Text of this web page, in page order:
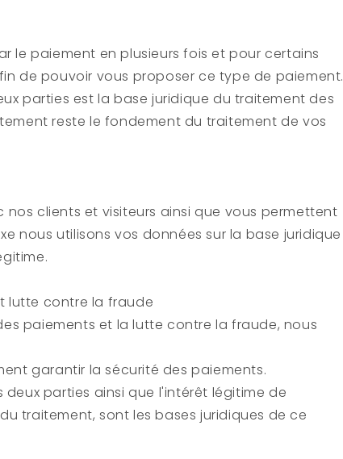
le paiement en plusieurs fois et pour certains
de pouvoir vous proposer ce type de paiement.
parties est la base juridique du traitement des
reste le fondement du traitement de vos
clients et visiteurs ainsi que vous permettent
nous utilisons vos données sur la base juridique
lutte contre la fraude
paiements et la lutte contre la fraude, nous
garantir la sécurité des paiements.
parties ainsi que l'intérêt légitime de
traitement, sont les bases juridiques de ce